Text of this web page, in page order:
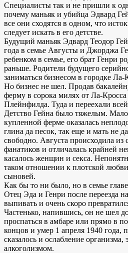
Специалисты так и не пришли к
почему маньяк и убийца Эдвард
все они сходятся в одном, что
следует искать в его детстве.
Будущий маньяк Эдвард Теодор
года в семье Августы и Джорджа
ребенком в семье, его брат Генри
раньше. Родители будущего
заниматься бизнесом в городке
Но бизнес не шел. Продав
ферму в сорока милях от Ла-
Плейнфилда. Туда и переехали
Детство Гейна было тяжелым. Мало
купленной ферме оказалась
глина да песок, так еще и мать не
свободно. Августа происходила из
фанатиков и отличалась крайней
касалось женщин и секса.
таком отношении к плотской
сыновей.
Как бы то ни было, но в семье
Отец Эда и Генри после переезда
выпивать и очень скоро
Частенько, напившись, он не шел
проспаться в амбаре или прямо в
концов и умер 1 апреля 1940 года,
сказалось и ослабление
алкоголизмом.